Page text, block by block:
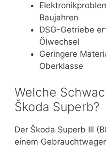
Baujahren
DSG-Getriebe
Ölwechsel
Geringere
Oberklasse
Welche
Škoda Superb?
Der Škoda Superb III
einem